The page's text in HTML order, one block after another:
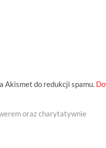
Akismet do redukcji spamu.
oraz charytatywnie